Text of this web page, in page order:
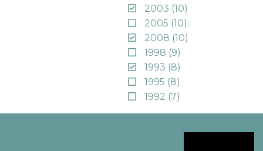
2003 (10)
2005 (10)
2008 (10)
1998 (9)
1993 (8)
1995 (8)
1992 (7)